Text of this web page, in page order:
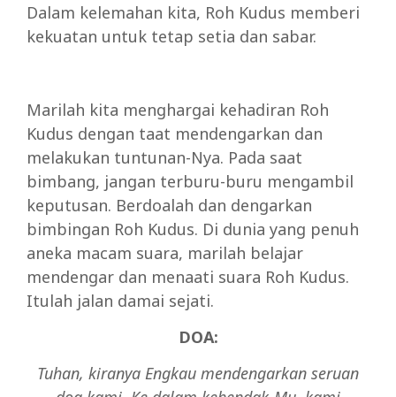
Dalam kelemahan kita, Roh Kudus memberi
kekuatan untuk tetap setia dan sabar.
Marilah kita menghargai kehadiran Roh
Kudus dengan taat mendengarkan dan
melakukan tuntunan-Nya. Pada saat
bimbang, jangan terburu-buru mengambil
keputusan. Berdoalah dan dengarkan
bimbingan Roh Kudus. Di dunia yang penuh
aneka macam suara, marilah belajar
mendengar dan menaati suara Roh Kudus.
Itulah jalan damai sejati.
DOA:
Tuhan, kiranya Engkau mendengarkan seruan